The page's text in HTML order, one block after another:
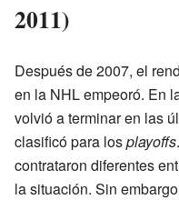
2011)
Después de 2007, el
en la NHL empeoró. En
volvió a terminar en las
clasificó para losplayoffs
contrataron diferentes
la situación. Sin